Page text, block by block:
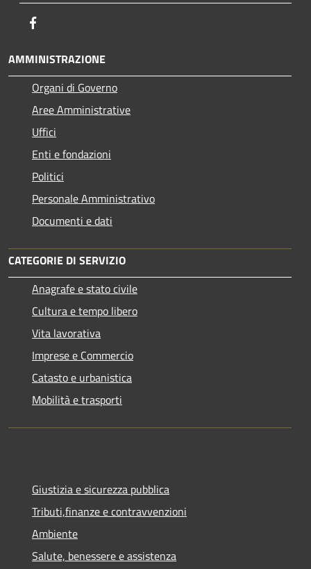
AMMINISTRAZIONE
Organi di Governo
Aree Amministrative
Uffici
Enti e fondazioni
Politici
Personale Amministrativo
Documenti e dati
CATEGORIE DI SERVIZIO
Anagrafe e stato civile
Cultura e tempo libero
Vita lavorativa
Imprese e Commercio
Catasto e urbanistica
Mobilità e trasporti
Giustizia e sicurezza pubblica
Tributi,finanze e contravvenzioni
Ambiente
Salute, benessere e assistenza